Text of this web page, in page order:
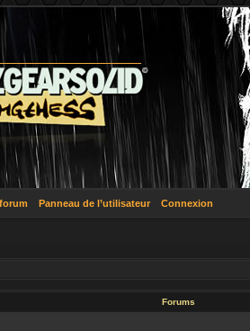
Panneau de l’utilisateur Connexion
Forums